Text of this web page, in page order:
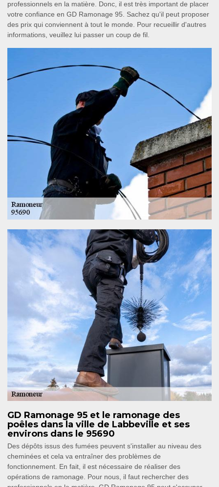
professionnels en la matière. Donc, il est très important de placer
votre confiance en GD Ramonage 95. Sachez qu'il peut proposer
des prix qui conviennent à tout le monde. Pour recueillir d'autres
informations, veuillez lui passer un coup de fil.
GD Ramonage 95 et le ramonage des
poêles dans la ville de Labbeville et ses
environs dans le 95690
Des dépôts issus des fumées peuvent s'installer au niveau des
cheminées et cela va entraîner des problèmes de
fonctionnement. En fait, il est nécessaire de réaliser des
opérations de ramonage. Pour nous, il faut rechercher des